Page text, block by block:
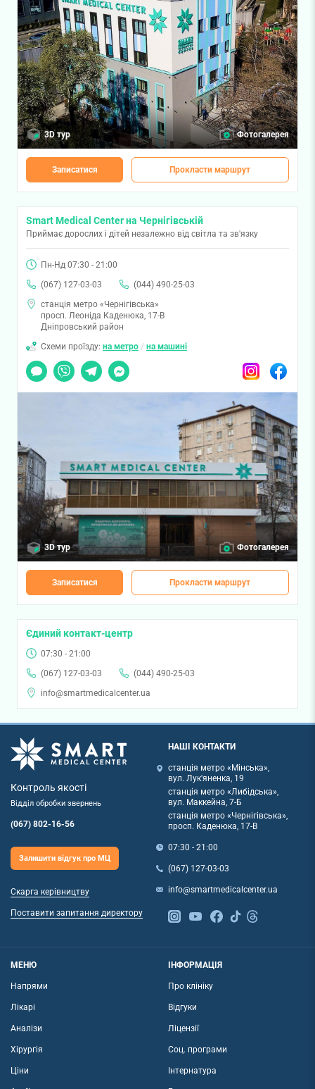
3D тур Фотогалерея
Записатися Прокласти маршрут
Smart Medical Center на Чернігівській
Приймає дорослих і дітей незалежно від світла та зв'язку
Пн-Нд 07:30 - 21:00
(067) 127-03-03
(044) 490-25-03
станція метро «Чернігівська»
просп. Леоніда Каденюка, 17-В
Дніпровський район
Схеми проїзду: на метро / на машині
Чат
Viber TelegramMessenger InstagramFacebook
3D тур Фотогалерея
Записатися Прокласти маршрут
Єдиний контакт-центр
07:30 - 21:00
(067) 127-03-03
(044) 490-25-03
info@smartmedicalcenter.ua
Контроль якості
Відділ обробки звернень
(067) 802-16-56
Залишити відгук про МЦ
Скарга керівництву
Поставити запитання директору
НАШІ КОНТАКТИ
станція метро «Мінська»,
вул. Лук'яненка, 19
станція метро «Либідська»,
вул. Маккейна, 7-Б
станція метро «Чернігівська»,
просп. Каденюка, 17-В
07:30 - 21:00
(067) 127-03-03
info@smartmedicalcenter.ua
МЕНЮ
Напрями
Лікарі
Аналізи
Хірургія
Ціни
ІНФОРМАЦІЯ
Про клініку
Відгуки
Ліцензії
Соц. програми
Інтернатура